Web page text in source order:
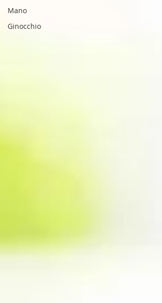
Mano
Ginocchio